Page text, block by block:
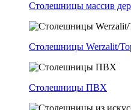
Столешницы массив
Столешницы Werzalit/
Столешницы ПВХ